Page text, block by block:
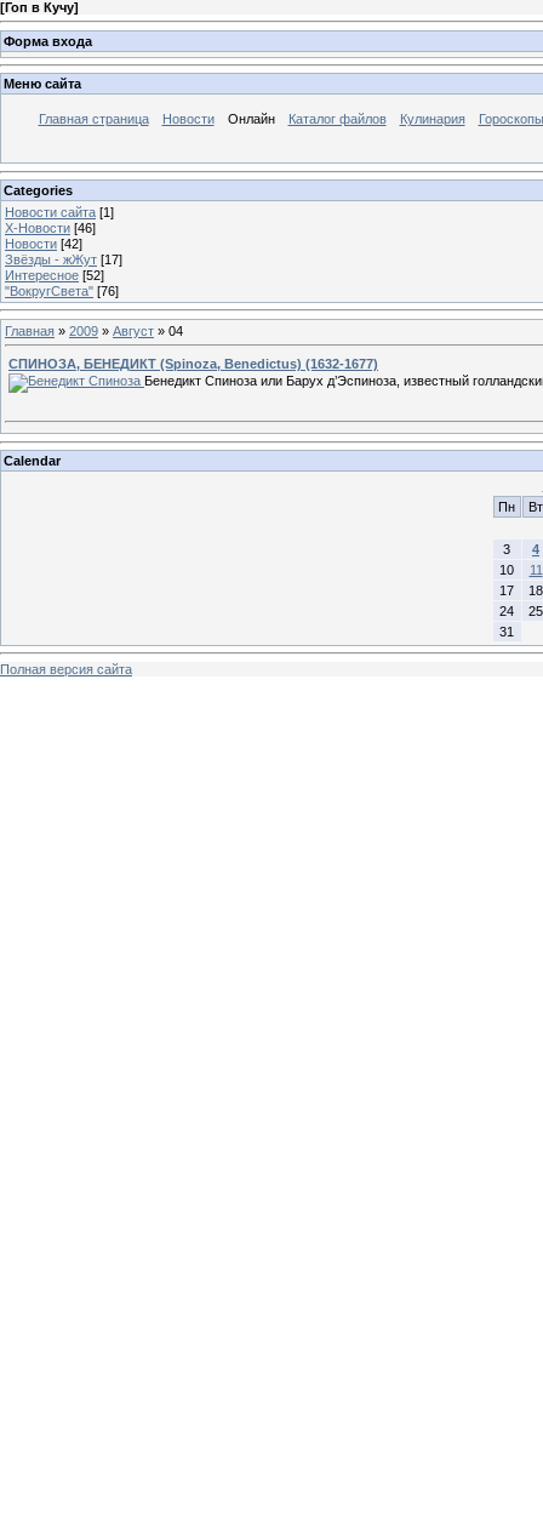
[Гоп в Кучу]
Форма входа
Меню сайта
Главная страница Новости Онлайн Каталог файлов Кулинария Гороскопы
Categories
Новости сайта [1]
Х-Новости [46]
Новости [42]
Звёзды - жЖут [17]
Интересное [52]
"ВокругСвета" [76]
Главная » 2009 » Август » 04
СПИНОЗА, БЕНЕДИКТ (Spinoza, Benedictus) (1632-1677)
Бенедикт Спиноза или Барух д’Эспиноза, известный
Calendar
Пн
Вт
3
4
10
11
17
18
24
25
31
Полная версия сайта